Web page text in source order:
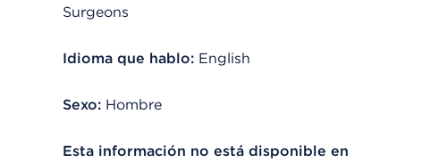
Surgeons
Idioma que hablo: English
Sexo: Hombre
Esta información no está disponible en